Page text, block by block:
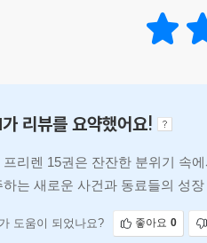
리뷰를 요약했어요!
프리렌 15권은 잔잔한 분위기 속
하는 새로운 사건과 동료들의 성
리며 긴장감 넘치는 상황에 직면